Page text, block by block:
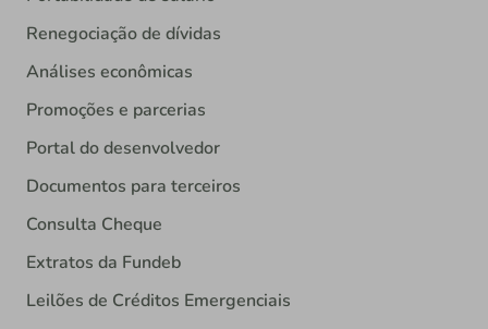
Renegociação de dívidas
Análises econômicas
Promoções e parcerias
Portal do desenvolvedor
Documentos para terceiros
Consulta Cheque
Extratos da Fundeb
Leilões de Créditos Emergenciais